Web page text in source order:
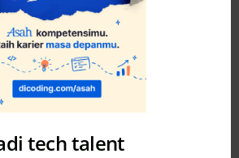
tech talent